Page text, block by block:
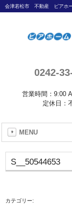
会津若松市 不動産 ピアホ
0242-
営業時間：9:00
定休日：
MENU
S__50544653
カテゴリー: